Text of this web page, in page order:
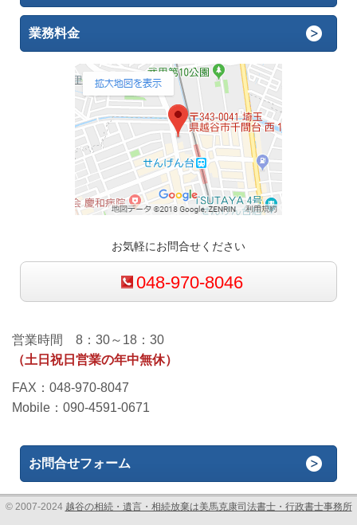
業務料金
お気軽にお問合せください
048-970-8046
営業時間 8：30～18：30
（土日祝日営業の年中無休）
FAX：048-970-8047
Mobile：090-4591-0671
お問合せフォーム
© 2007-2024 越谷の相続・遺言・相続放棄は美馬克康司法書士・行政書士事務所